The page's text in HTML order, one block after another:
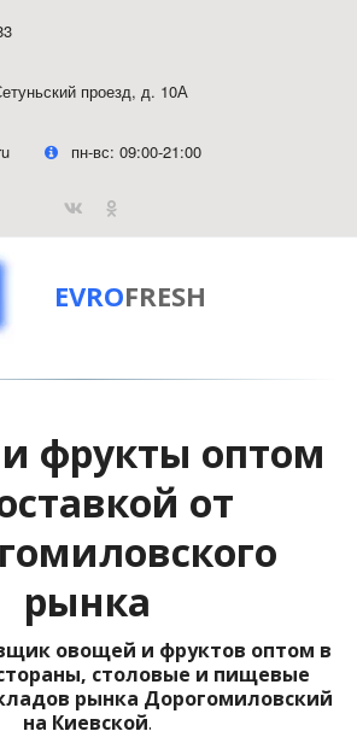
проезд, д. 10А
пн-вс: 09:00-21:00
EVROFRESH
фрукты оптом
от
рынка
овощей и фруктов оптом в
столовые и пищевые
рынка Дорогомиловский
на Киевской.